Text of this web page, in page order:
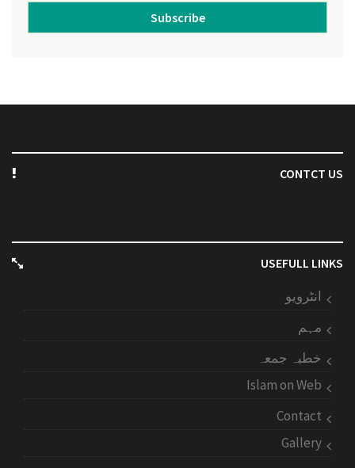
Subscribe
CONTCT US
USEFULL LINKS
انٹرویو
مہم
خطبہ جمعہ
Islam on Web
Contact
Gallery